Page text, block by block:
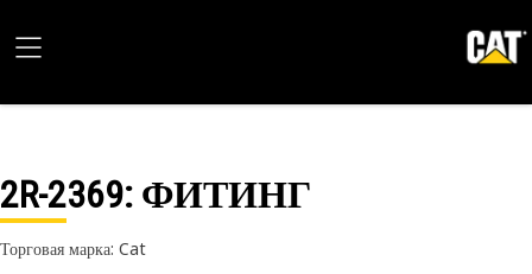
2R-2369: ФИТИНГ
Торговая марка: Cat